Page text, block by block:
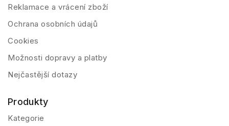
Reklamace a vrácení zboží
Ochrana osobních údajů
Cookies
Možnosti dopravy a platby
Nejčastější dotazy
Produkty
Kategorie